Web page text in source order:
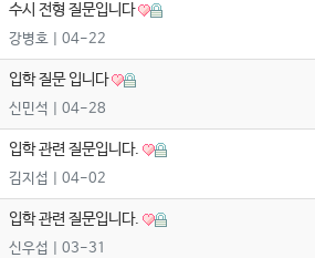
수시 전형 질문입니다
강병호 | 04-22
입학 질문 입니다
신민석 | 04-28
입학 관련 질문입니다.
김지섭 | 04-02
입학 관련 질문입니다.
신우섭 | 03-31